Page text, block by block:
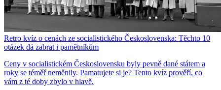
Retro kvíz o cenách ze socialistického Československa: Těchto 10
otázek dá zabrat i pamětníkům
Ceny v socialistickém Československu byly pevně dané státem a
roky se téměř neměnily. Pamatujete si je? Tento kvíz prověří, co
vám z té doby zbylo v hlavě.